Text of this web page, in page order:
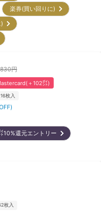
楽券(買い回りに)
)
円
＋102㌽)
枚入
10%還元エントリー
枚入